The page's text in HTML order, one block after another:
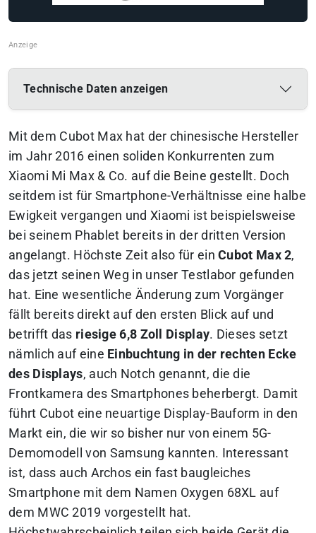
Technische Daten anzeigen
Mit dem Cubot Max hat der chinesische Hersteller
im Jahr 2016 einen soliden Konkurrenten zum
Xiaomi Mi Max & Co. auf die Beine gestellt. Doch
seitdem ist für Smartphone-Verhältnisse eine halbe
Ewigkeit vergangen und Xiaomi ist beispielsweise
bei seinem Phablet bereits in der dritten Version
angelangt. Höchste Zeit also für einCubot Max 2,
das jetzt seinen Weg in unser Testlabor gefunden
hat. Eine wesentliche Änderung zum Vorgänger
fällt bereits direkt auf den ersten Blick auf und
betrifft das riesige 6,8 Zoll Display. Dieses setzt
nämlich auf eine Einbuchtung in der rechten Ecke
des Displays, auch Notch genannt, die die
Frontkamera des Smartphones beherbergt. Damit
führt Cubot eine neuartige Display-Bauform in den
Markt ein, die wir so bisher nur von einem 5G-
Demomodell von Samsung kannten. Interessant
ist, dass auch Archos ein fast baugleiches
Smartphone mit dem Namen Oxygen 68XL auf
dem MWC 2019 vorgestellt hat.